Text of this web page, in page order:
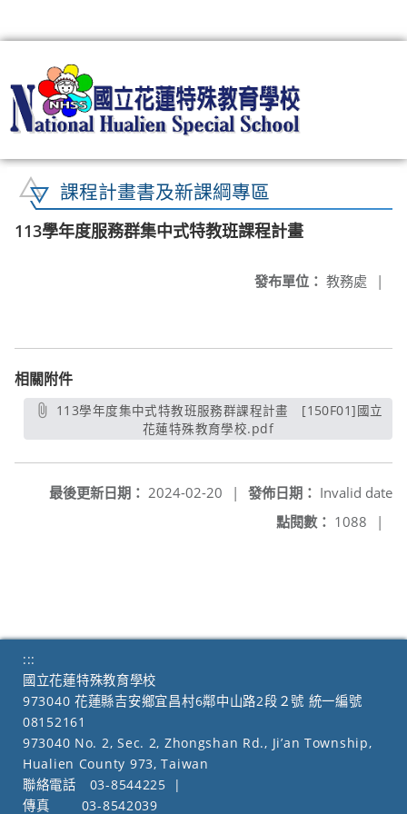
課程計畫書及新課綱專區
113學年度服務群集中式特教班課程計畫
發布單位： 教務處 |
相關附件
花蓮特殊教育學校.pdf另開新視窗
發佈日期： Invalid date
最後更新日期： 2024-02-20
|
點閱數： 1088 |
:::
國立花蓮特殊教育學校
973040 花蓮縣吉安鄉宜昌村6鄰中山路2段２號 統一編號
08152161
973040 No. 2, Sec. 2, Zhongshan Rd., Ji’an Township,
Hualien County 973, Taiwan
聯絡電話
03-8544225
|
傳真
03-8542039